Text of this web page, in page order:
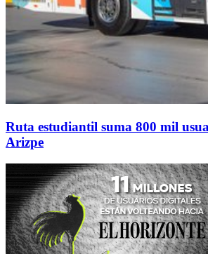
Ruta estudiantil suma 800 mil
Arizpe